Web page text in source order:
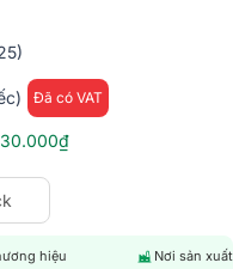
Đã có VAT
hiệu Nơi sản xuất